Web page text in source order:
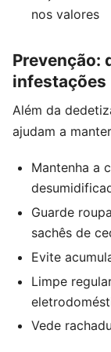
nos valores
Prevenção:
infestações
Além da
ajudam a
Mantenha a
Guarde
sachês de
Evite
Limpe
Vede